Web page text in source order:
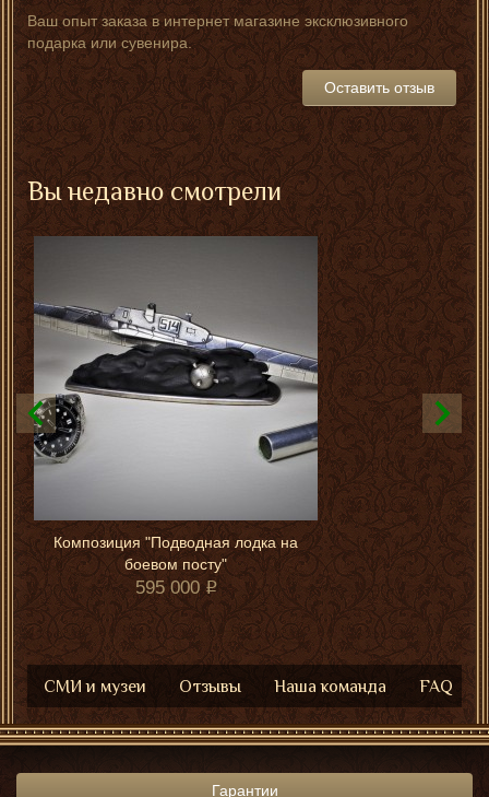
Ваш опыт заказа в интернет магазине эксклюзивного
подарка или сувенира.
Оставить отзыв
Вы недавно смотрели
Композиция "Подводная лодка на
боевом посту"
595 000
СМИ и музеи Отзывы Наша команда FAQ
Гарантии